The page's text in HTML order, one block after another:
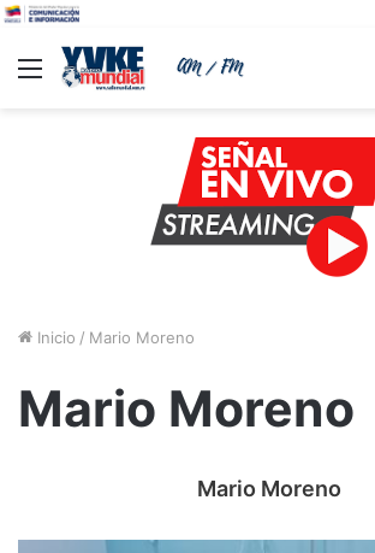
Menu
Inicio / Mario Moreno
Mario Moreno
Mario Moreno